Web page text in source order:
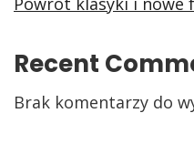
Recent
Brak komentarzy do